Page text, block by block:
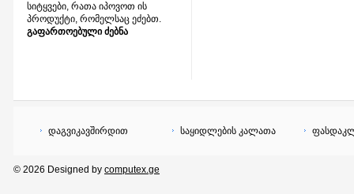
სიტყვები, რათა იპოვოთ ის
პროდუქტი, რომელსაც ეძებთ.
გაფართოებული ძებნა
დაგვიკავშირდით საყიდლების კალათა
© 2026 Designed by computex.ge